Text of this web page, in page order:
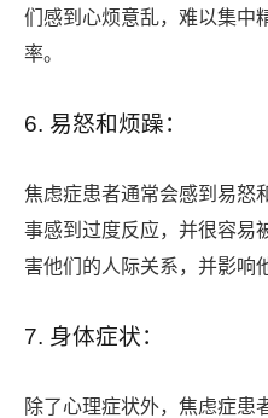
们感到心烦意乱，难以集中
率。
6. 易怒和烦躁：
焦虑症患者通常会感到易怒
事感到过度反应，并很容易
害他们的人际关系，并影响
7. 身体症状：
除了心理症状外，焦虑症患